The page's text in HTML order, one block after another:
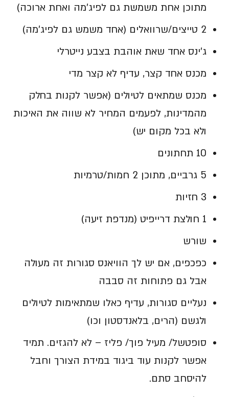
מתוכן אחת משמשת גם לפיג'מה ואחת ארוכה)
2 טייצים/שרוואלים (אחד משמש גם לפיג'מה)
ג'ינס אחד שאת אוהבת בצבע נייטרלי
מכנס אחד קצר, עדיף לא קצר מדי
מכנס שמתאים לטיולים (אפשר לקנות בחלק
מהמדינות, לפעמים המחיר לא שווה את האיכות
ולא בכל מקום יש)
10 תחתונים
5 גרביים, מתוכן 2 חמות/טרמיות
3 חזיות
1 חולצת דרייפיט (מנדפת זיעה)
שורש
כפכפים, אם יש לך הוויאנס סגורות זה מעולה
אבל גם פתוחות זה סבבה
נעליים סגורות, עדיף כאלו שמתאימות לטיולים
ולגשם (הרים, בלאנדסטון וכו)
סופטשל/ מעיל פוך/ פליז – לא להגזים. תמיד
אפשר לקנות עוד ביגוד במידת הצורך וחבל
להיסחב סתם.